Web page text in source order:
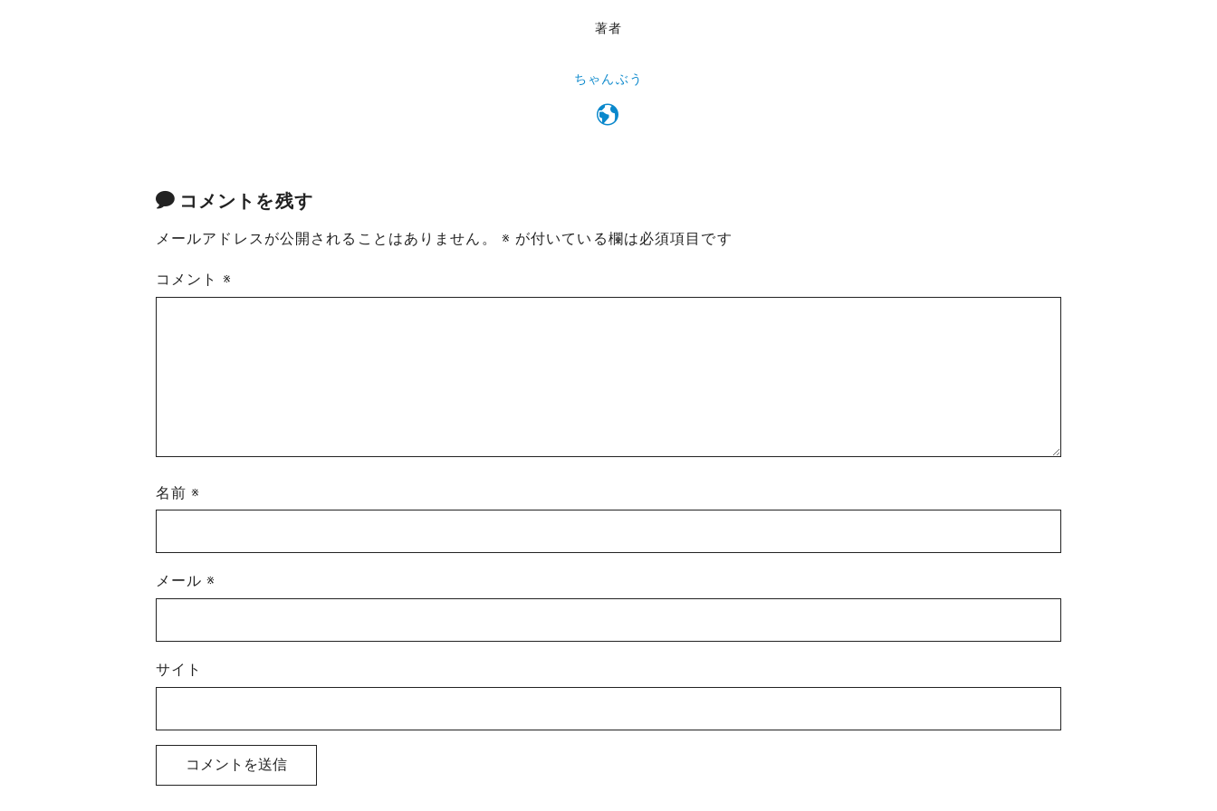
著者
ちゃんぶう
コメントを残す
メールアドレスが公開されることはありません。 ※ が付いている欄は必須項目です
コメント ※
名前※
メール※
サイト